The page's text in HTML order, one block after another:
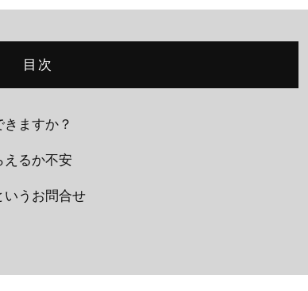
CONTACT
目次
きますか？
えるか不安
いうお問合せ